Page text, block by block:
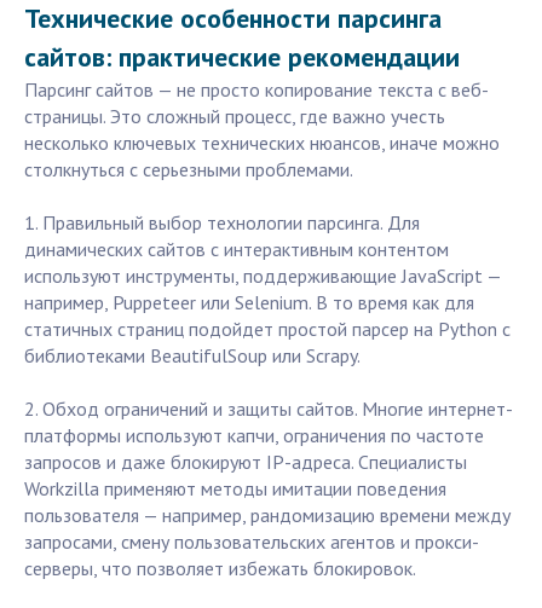
Технические особенности парсинга
сайтов: практические рекомендации
Парсинг сайтов — не просто копирование текста с веб-
страницы. Это сложный процесс, где важно учесть
несколько ключевых технических нюансов, иначе можно
столкнуться с серьезными проблемами.
1. Правильный выбор технологии парсинга. Для
динамических сайтов с интерактивным контентом
используют инструменты, поддерживающие JavaScript —
например, Puppeteer или Selenium. В то время как для
статичных страниц подойдет простой парсер на Python с
библиотеками BeautifulSoup или Scrapy.
2. Обход ограничений и защиты сайтов. Многие интернет-
платформы используют капчи, ограничения по частоте
запросов и даже блокируют IP-адреса. Специалисты
Workzilla применяют методы имитации поведения
пользователя — например, рандомизацию времени между
запросами, смену пользовательских агентов и прокси-
серверы, что позволяет избежать блокировок.